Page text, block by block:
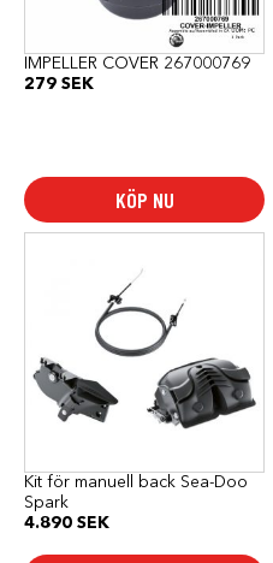
IMPELLER COVER 267000769
279 SEK
KÖP NU
Kit för manuell back Sea-Doo
Spark
4.890 SEK